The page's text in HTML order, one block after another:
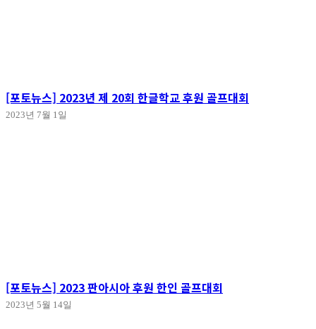
[포토뉴스] 2023년 제 20회 한글학교 후원 골프대회
2023년 7월 1일
[포토뉴스] 2023 판아시아 후원 한인 골프대회
2023년 5월 14일